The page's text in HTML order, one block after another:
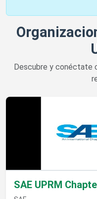
Descubre y conéctate
Ver detalles de SAE
SAE UPRM